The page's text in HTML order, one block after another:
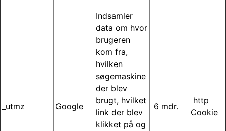
_utmz Google
Indsamler
data om hvor
brugeren
kom fra,
hvilken
søgemaskine
der blev
brugt, hvilket
link der blev
klikket på og
6 mdr.
http
Cookie